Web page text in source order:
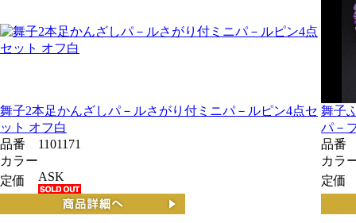
舞子2本足かんざしパ－ルさがり付ミニパ－ルピン4点セ
ット オフ白
舞子
パ－
品番
1101171
カラー
定価
ASK
品番
カラ
定価